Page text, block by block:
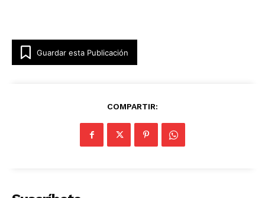
Guardar esta Publicación
COMPARTIR: